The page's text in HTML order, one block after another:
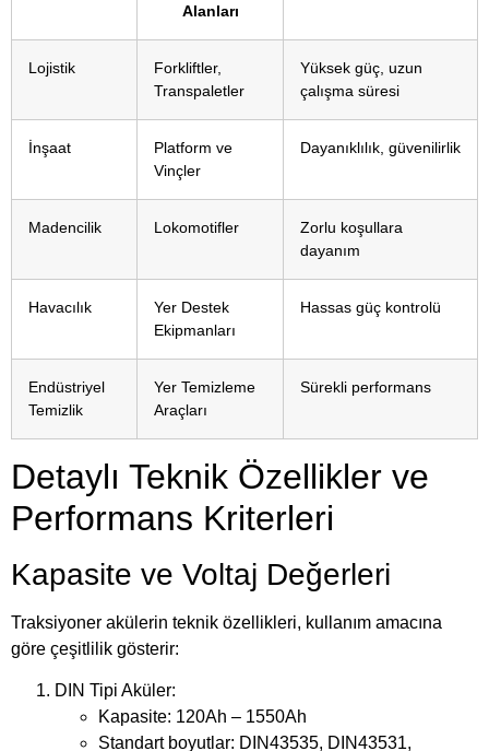
Alanları
Lojistik
Forkliftler,
Transpaletler
Yüksek güç, uzun
çalışma süresi
İnşaat
Platform ve
Vinçler
Dayanıklılık, güvenilirlik
Madencilik Lokomotifler
Zorlu koşullara
dayanım
Havacılık
Yer Destek
Ekipmanları
Hassas güç kontrolü
Endüstriyel
Temizlik
Yer Temizleme
Araçları
Sürekli performans
Detaylı Teknik Özellikler ve
Performans Kriterleri
Kapasite ve Voltaj Değerleri
Traksiyoner akülerin teknik özellikleri, kullanım amacına
göre çeşitlilik gösterir:
DIN Tipi Aküler:
Kapasite: 120Ah – 1550Ah
Standart boyutlar: DIN43535, DIN43531,